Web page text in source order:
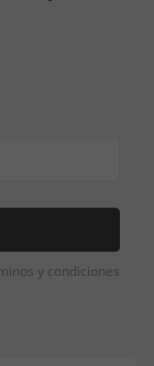
y condiciones